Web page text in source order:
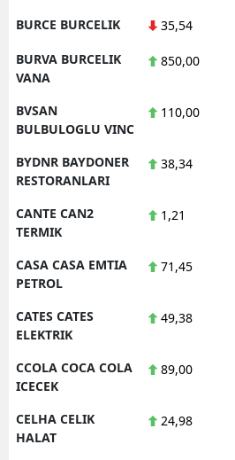
BURCE BURCELIK 35,54
BURVA BURCELIK
VANA
850,00
BVSAN
BULBULOGLU VINC
110,00
BYDNR BAYDONER
RESTORANLARI
38,34
CANTE CAN2
TERMIK
1,21
CASA CASA EMTIA
PETROL
71,45
CATES CATES
ELEKTRIK
49,38
CCOLA COCA COLA
ICECEK
89,00
CELHA CELIK
HALAT
24,98